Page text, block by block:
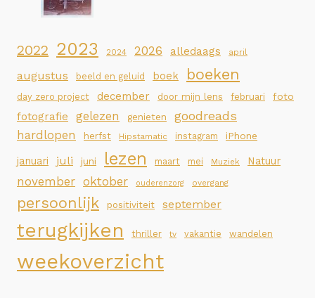
2022 2023 2024 2026 alledaags april
augustus beeld en geluid boek boeken
day zero project december door mijn lens februari foto
fotografie gelezen genieten goodreads
hardlopen herfst Hipstamatic instagram iPhone
januari juli juni lezen maart mei Muziek Natuur
november oktober ouderenzorg overgang
persoonlijk positiviteit september
terugkijken thriller tv vakantie wandelen
weekoverzicht